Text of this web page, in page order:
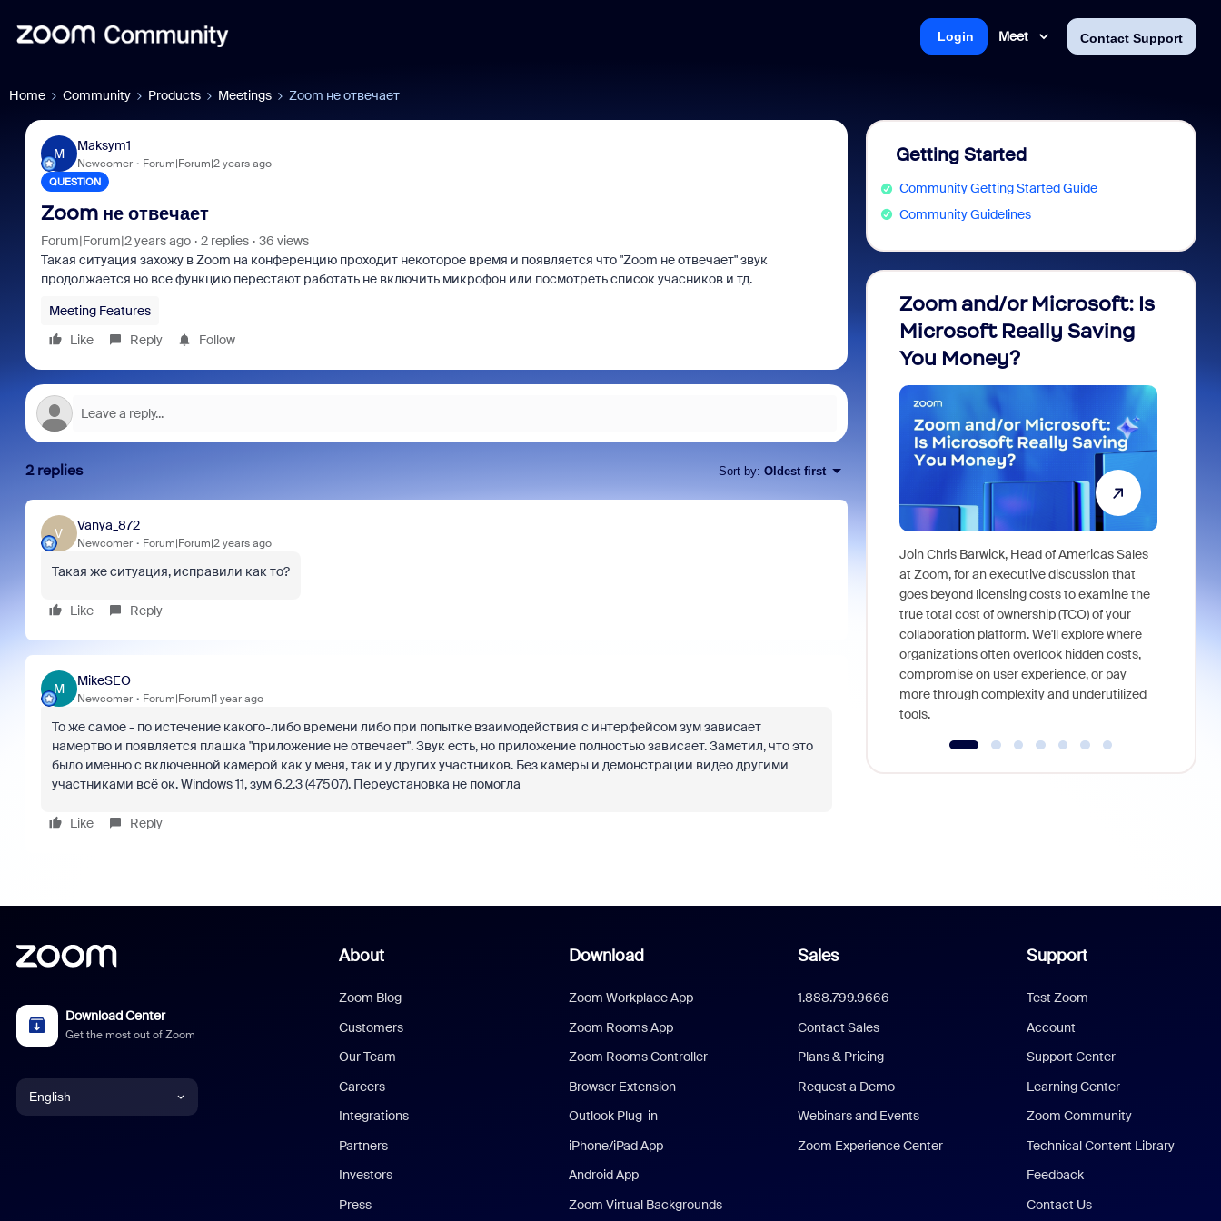
Meet Contact Support
Login
Home Community Products Meetings Zoom не отвечает
M
Maksym1
Newcomer Forum|Forum|2 years ago
QUESTION
Zoom не отвечает
Forum|Forum|2 years ago 2 replies
36 views
Такая ситуация захожу в Zoom на конференцию проходит некоторое время и появляется что "Zoom не отвечает" звук
продолжается но все функцию перестают работать не включить микрофон или посмотреть список учасников и тд.
Meeting Features
Like
Reply Follow
2 replies Sort by: Oldest first
V
Vanya_872
Newcomer Forum|Forum|2 years ago
Такая же ситуация, исправили как то?
Like Reply
M
MikeSEO
Newcomer Forum|Forum|1 year ago
То же самое - по истечение какого-либо времени либо при попытке взаимодействия с интерфейсом зум зависает
намертво и появляется плашка "приложение не отвечает". Звук есть, но приложение полностью зависает. Заметил, что это
было именно с включенной камерой как у меня, так и у других участников. Без камеры и демонстрации видео другими
участниками всё ок. Windows 11, зум 6.2.3 (47507). Переустановка не помогла
Like Reply
Getting Started
Community Getting Started Guide
Community Guidelines
Zoom and/or Microsoft: Is
Microsoft Really Saving
You Money?
Join Chris Barwick, Head of Americas Sales
at Zoom, for an executive discussion that
goes beyond licensing costs to examine the
true total cost of ownership (TCO) of your
collaboration platform. We'll explore where
organizations often overlook hidden costs,
compromise on user experience, or pay
more through complexity and underutilized
tools.
Download Center
Get the most out of Zoom
English
About
Zoom Blog
Customers
Our Team
Careers
Integrations
Partners
Investors
Press
Download
Zoom Workplace App
Zoom Rooms App
Zoom Rooms Controller
Browser Extension
Outlook Plug-in
iPhone/iPad App
Android App
Zoom Virtual Backgrounds
Sales
1.888.799.9666
Contact Sales
Plans & Pricing
Request a Demo
Webinars and Events
Zoom Experience Center
Support
Test Zoom
Account
Support Center
Learning Center
Zoom Community
Technical Content Library
Feedback
Contact Us